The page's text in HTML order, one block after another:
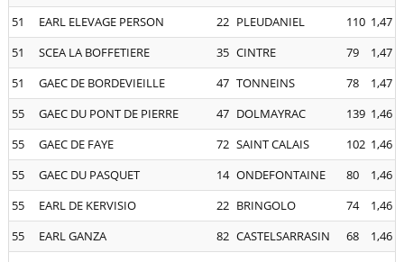
51
EARL ELEVAGE PERSON 22 PLEUDANIEL 110 1,47
51
SCEA LA BOFFETIERE 35 CINTRE 79
1,47
51
GAEC DE BORDEVIEILLE 47 TONNEINS 78
1,47
55
GAEC DU PONT DE PIERRE 47 DOLMAYRAC 139 1,46
55
GAEC DE FAYE 72 SAINT CALAIS 102 1,46
55
GAEC DU PASQUET 14 ONDEFONTAINE 80
1,46
55
EARL DE KERVISIO 22 BRINGOLO 74
1,46
55
EARL GANZA 82 CASTELSARRASIN 68
1,46